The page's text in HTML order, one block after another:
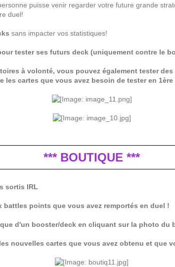
puisse venir regarder votre future grande
duel!
sans impacter vos statistiques!
tester ses futurs deck (uniquement contre le
à volonté, vous pouvez également tester
cartes que vous avez besoin de tester en 1ère
*** BOUTIQUE ***
sortis IRL
points que vous avez remportés en duel !
d'un booster/deck en cliquant sur la photo du
nouvelles cartes que vous avez obtenu et que